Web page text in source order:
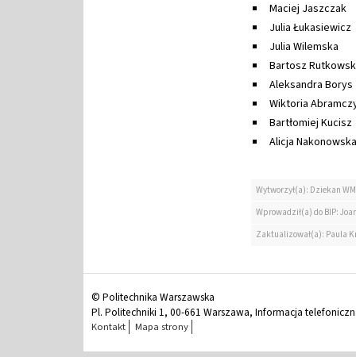
Maciej Jaszczak
Julia Łukasiewicz
Julia Wilemska
Bartosz
Aleksandra Borys
Wiktoria
Bartłomiej Kucisz
Alicja Nakonowska
Wytworzył(a): Dziekan
Wprowadził(a) do BIP:
Zaktualizował(a): Paula
© Politechnika Warszawska
Pl. Politechniki 1, 00-661 Warszawa, Informacja
Kontakt Mapa strony